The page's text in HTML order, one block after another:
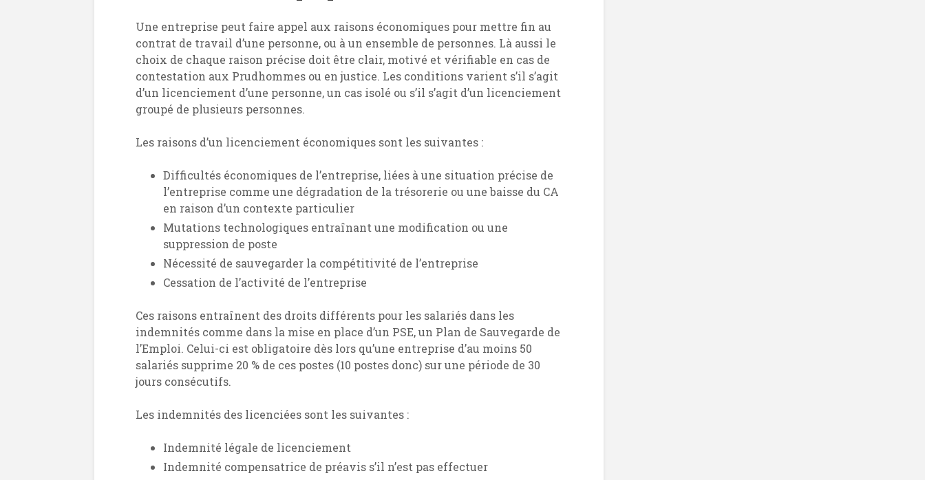
Une entreprise peut faire appel aux raisons économiques pour mettre fin au
contrat de travail d’une personne, ou à un ensemble de personnes. Là aussi le
choix de chaque raison précise doit être clair, motivé et vérifiable en cas de
contestation aux Prudhommes ou en justice. Les conditions varient s’il s’agit
d’un licenciement d’une personne, un cas isolé ou s’il s’agit d’un licenciement
groupé de plusieurs personnes.
Les raisons d’un licenciement économiques sont les suivantes :
Difficultés économiques de l’entreprise, liées à une situation précise de
l’entreprise comme une dégradation de la trésorerie ou une baisse du CA
en raison d’un contexte particulier
Mutations technologiques entraînant une modification ou une
suppression de poste
Nécessité de sauvegarder la compétitivité de l’entreprise
Cessation de l’activité de l’entreprise
Ces raisons entraînent des droits différents pour les salariés dans les
indemnités comme dans la mise en place d’un PSE, un Plan de Sauvegarde de
l’Emploi. Celui-ci est obligatoire dès lors qu’une entreprise d’au moins 50
salariés supprime 20 % de ces postes (10 postes donc) sur une période de 30
jours consécutifs.
Les indemnités des licenciées sont les suivantes :
Indemnité légale de licenciement
Indemnité compensatrice de préavis s’il n’est pas effectuer